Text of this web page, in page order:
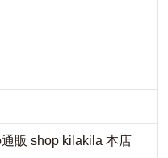
販 shop kilakila 本店